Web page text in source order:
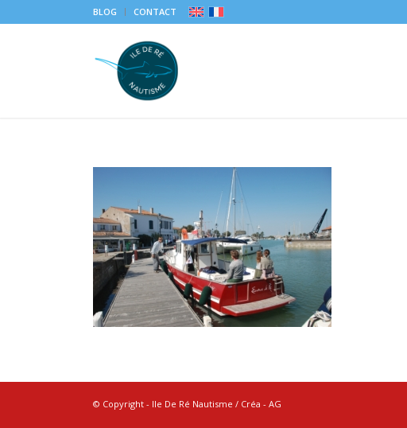
BLOG CONTACT
© Copyright - Ile De Ré Nautisme / Créa - AG